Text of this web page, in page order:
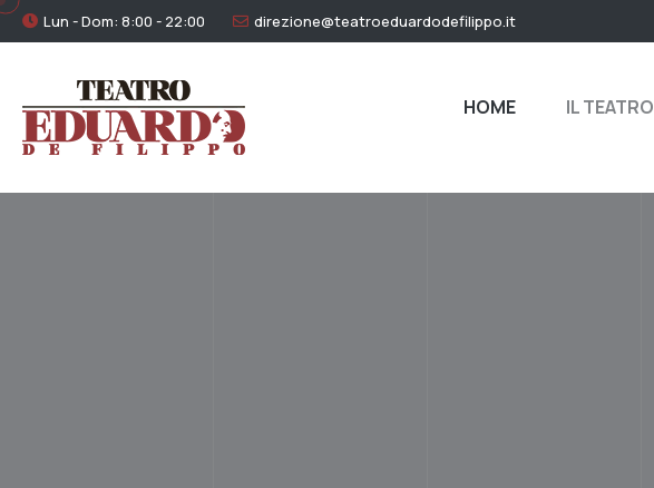
Lun - Dom: 8:00 - 22:00 direzione@teatroeduardodefilippo.it
HOME IL TEATRO